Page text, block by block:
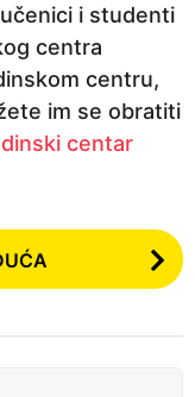
i studenti
centra
centru,
im se obratiti
centar